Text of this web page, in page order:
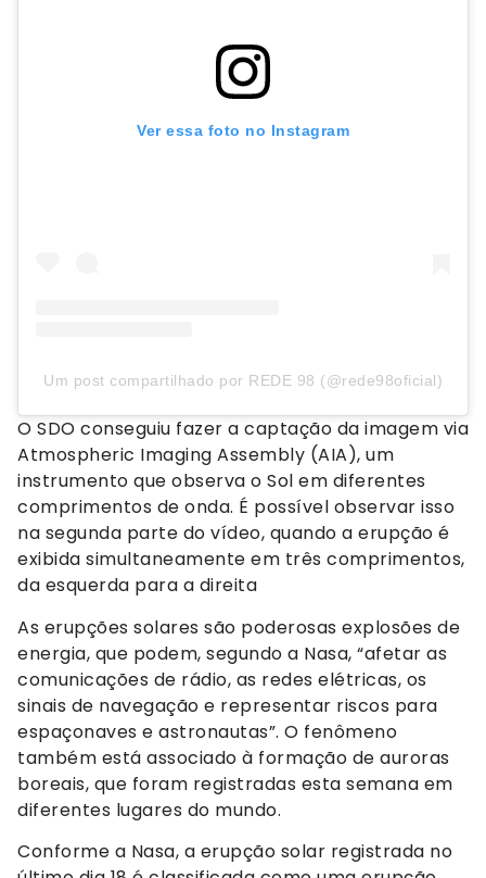
Ver essa foto no Instagram
Um post compartilhado por REDE 98 (@rede98oficial)
O SDO conseguiu fazer a captação da imagem via
Atmospheric Imaging Assembly (AIA), um
instrumento que observa o Sol em diferentes
comprimentos de onda. É possível observar isso
na segunda parte do vídeo, quando a erupção é
exibida simultaneamente em três comprimentos,
da esquerda para a direita
As erupções solares são poderosas explosões de
energia, que podem, segundo a Nasa, “afetar as
comunicações de rádio, as redes elétricas, os
sinais de navegação e representar riscos para
espaçonaves e astronautas”. O fenômeno
também está associado à formação de auroras
boreais, que foram registradas esta semana em
diferentes lugares do mundo.
Conforme a Nasa, a erupção solar registrada no